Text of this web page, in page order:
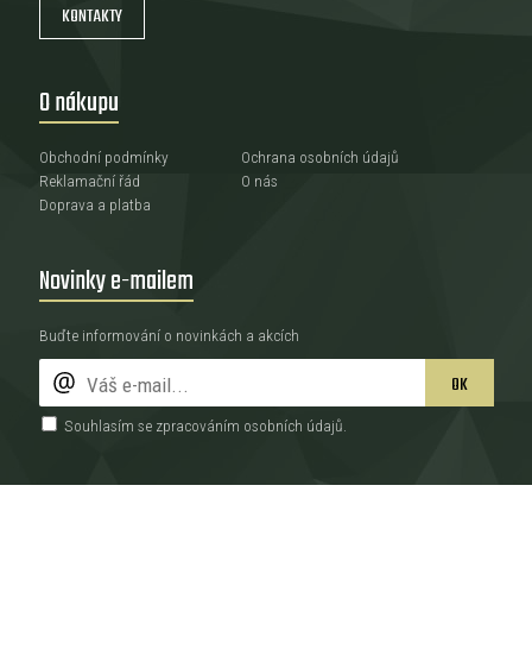
KONTAKTY
O nákupu
Obchodní podmínky
Reklamační řád
Doprava a platba
Ochrana osobních údajů
O nás
Novinky e-mailem
Buďte informování o novinkách a akcích
OK
Souhlasím se zpracováním osobních údajů